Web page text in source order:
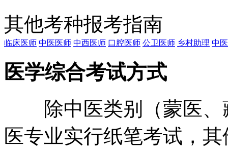
其他考种报考指南
临床医师 中医医师 中西医师 口腔医师 公卫医师 乡村助理 中
医学综合考试方式
除中医类别（蒙医、
医专业实行纸笔考试，